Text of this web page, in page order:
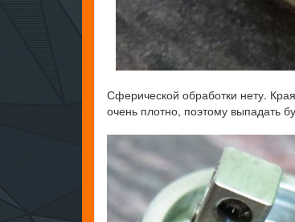
Сферической обработки нету.
очень плотно, поэтому выпадать